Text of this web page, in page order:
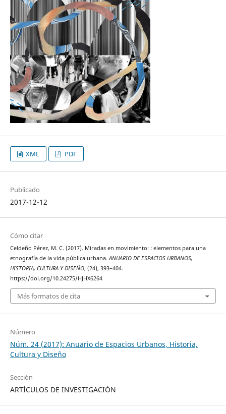
XML PDF
Publicado
2017-12-12
Cómo citar
Celdeño Pérez, M. C. (2017). Miradas en movimiento: : elementos para una
etnografía de la vida pública urbana.ANUARIO DE ESPACIOS URBANOS,
HISTORIA, CULTURA Y DISEÑO, (24), 393–404.
https://doi.org/10.24275/HJHX6264
Más formatos de cita
Número
Núm. 24 (2017): Anuario de Espacios Urbanos, Historia,
Cultura y Diseño
Sección
ARTÍCULOS DE INVESTIGACIÓN